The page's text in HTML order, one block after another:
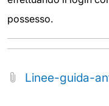
possesso.
Linee-guida-